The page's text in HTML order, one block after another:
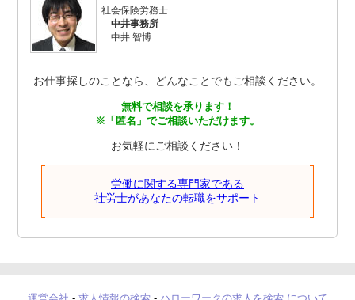
社会保険労務士
中井事務所
中井 智博
お仕事探しのことなら、どんなことでもご相談ください。
無料で相談を承ります！
※「匿名」でご相談いただけます。
お気軽にご相談ください！
労働に関する専門家である
社労士があなたの転職をサポート